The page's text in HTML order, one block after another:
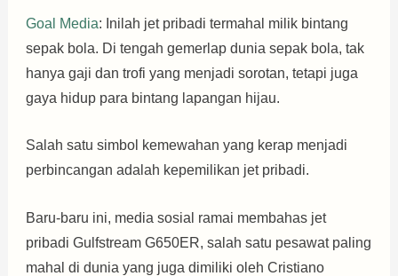
Goal Media: Inilah jet pribadi termahal milik bintang
sepak bola. Di tengah gemerlap dunia sepak bola, tak
hanya gaji dan trofi yang menjadi sorotan, tetapi juga
gaya hidup para bintang lapangan hijau.
Salah satu simbol kemewahan yang kerap menjadi
perbincangan adalah kepemilikan jet pribadi.
Baru-baru ini, media sosial ramai membahas jet
pribadi Gulfstream G650ER, salah satu pesawat paling
mahal di dunia yang juga dimiliki oleh Cristiano